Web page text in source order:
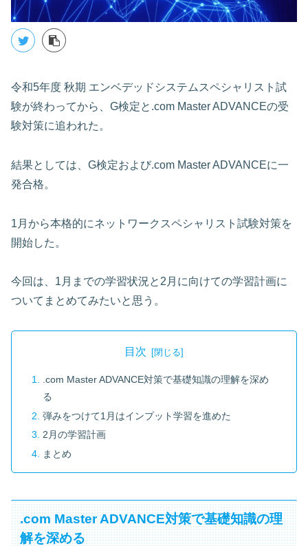
令和5年度 秋期 エンベデッドシステムスペシャリスト試
験が終わってから、G検定と.com Master ADVANCEの受
験対策に追われた。
結果としては、G検定および.com Master ADVANCEに一
発合格。
1月から本格的にネットワークスペシャリスト試験対策を
開始した。
今回は、1月までの学習状況と2月に向けての学習計画に
ついてまとめてみたいと思う。
目次
.com Master ADVANCE対策で基礎知識の理解を深め
る
弾みをつけて1月はインプット学習を進めた
2月の学習計画
まとめ
.com Master ADVANCE対策で基礎知識の理
解を深める